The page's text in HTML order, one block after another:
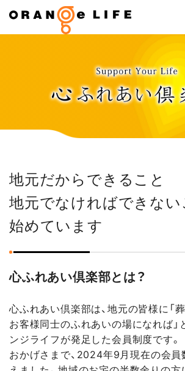
地元だからできること
地元でなければできない
始めています
心ふれあい倶楽部とは？
心ふれあい倶楽部は、地元の皆様に「
お客様同士のふれあいの場になれば」
ンジライフが発足した会員制度です。
おかげさまで、2024年9月現在の会